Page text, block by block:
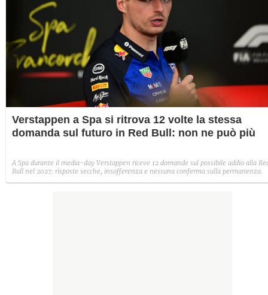
Verstappen a Spa si ritrova 12 volte la stessa
domanda sul futuro in Red Bull: non ne può più
A Spa durante il media-day Verstappen riceve 12 domande sul possibile addio alla
Bull nel 2027: risposte secche, insofferenza e nessuna conferma sulla permanenza.